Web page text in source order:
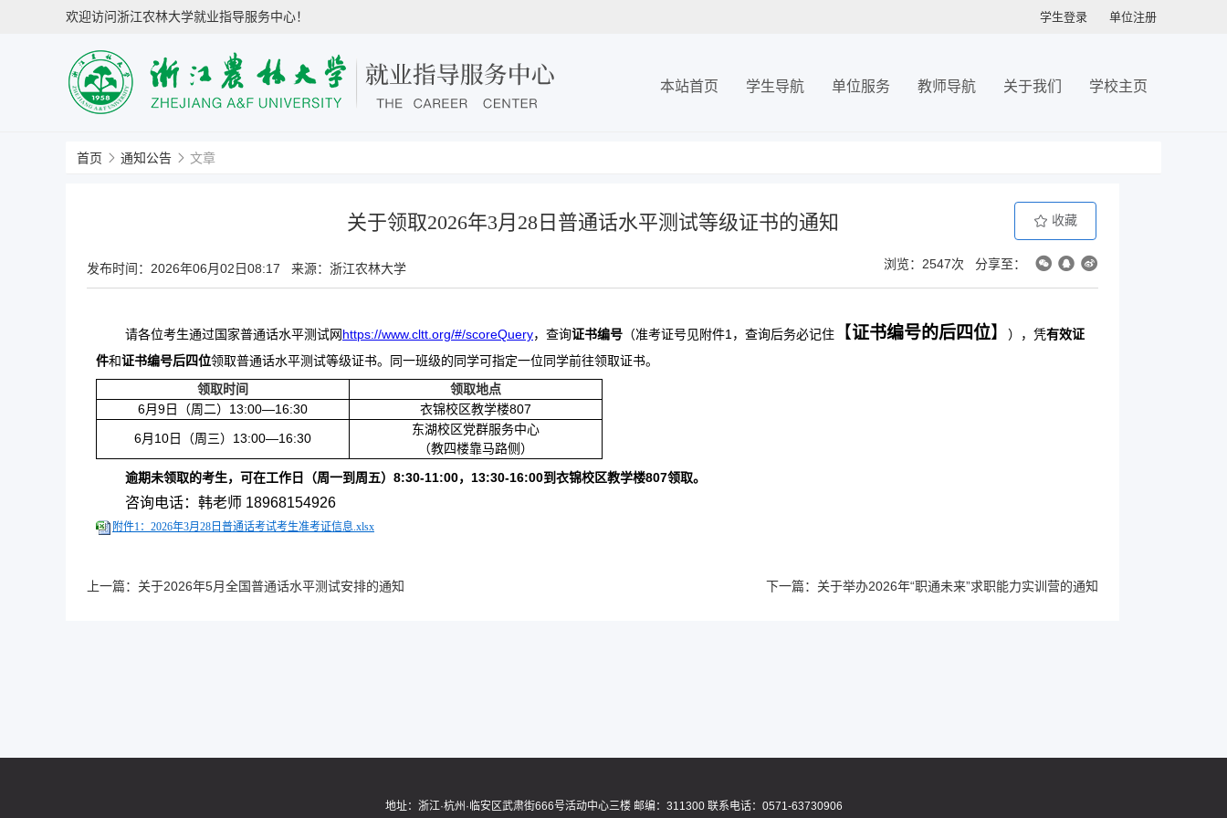
欢迎访问浙江农林大学就业指导服务中心！ 学生登录 单位注册
本站首页 学生导航 单位服务 教师导航 关于我们 学校主页
首页 通知公告 文章
关于领取2026年3月28日普通话水平测试等级证书的通知 收藏
浏览：2547次 分享至：
发布时间： 2026年06月02日08:17 来源：浙江农林大学
请各位考生通过国家普通话水平测试网https://www.cltt.org/#/scoreQuery，查询证书编号 （准考证号见附件1，查询后务必记住 【证书编号的后四位】 ），凭有效证
件和证书编号后四位领取普通话水平测试等级证书。同一班级的同学可指定一位同学前往领取证书。
领取时间
领取地点
6月9日（周二）13:00—16:30
衣锦校区教学楼807
6月10日（周三）13:00—16:30
东湖校区党群服务中心
（教四楼靠马路侧）
逾期未领取的考生，可在工作日（周一到周五）8:30-11:00，13:30-16:00到衣锦校区教学楼807领取。
咨询电话：韩老师 18968154926
附件1：2026年3月28日普通话考试考生准考证信息.xlsx
上一篇： 关于2026年5月全国普通话水平测试安排的通知 下一篇： 关于举办2026年“职通未来”求职能力实训营的通知
地址：浙江·杭州 ·临安区武肃街666号活动中心三楼 邮编： 311300 联系电话： 0571-63730906